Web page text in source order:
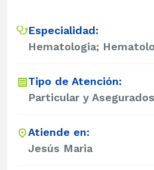
Especialidad:
Hematologia;
Tipo de Atención:
Particular y Asegurados
Atiende en:
Jesús Maria